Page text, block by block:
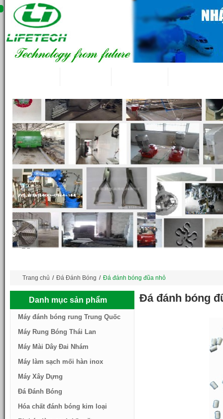
Trang chủ / Đá Đánh Bóng / Đá đánh bóng đũa nhỏ
Đá đánh bóng
Danh mục sản phẩm
Máy đánh bóng rung Trung Quốc
Máy Rung Bóng Thái Lan
Máy Mài Dây Đai Nhám
Máy làm sạch mối hàn inox
Máy Xây Dựng
Đá Đánh Bóng
Hóa chất đánh bóng kim loại